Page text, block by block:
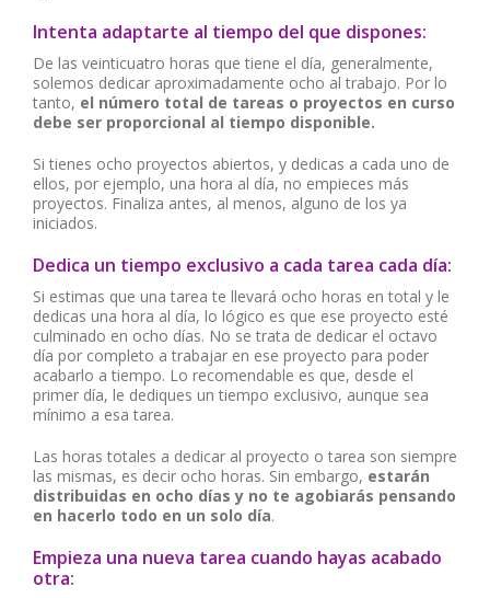
Intenta adaptarte al tiempo del que dispones:
De las veinticuatro horas que tiene el día, generalmente,
solemos dedicar aproximadamente ocho al trabajo. Por lo
tanto, el número total de tareas o proyectos en curso
debe ser proporcional al tiempo disponible.
Si tienes ocho proyectos abiertos, y dedicas a cada uno de
ellos, por ejemplo, una hora al día, no empieces más
proyectos. Finaliza antes, al menos, alguno de los ya
iniciados.
Dedica un tiempo exclusivo a cada tarea cada día:
Si estimas que una tarea te llevará ocho horas en total y le
dedicas una hora al día, lo lógico es que ese proyecto esté
culminado en ocho días. No se trata de dedicar el octavo
día por completo a trabajar en ese proyecto para poder
acabarlo a tiempo. Lo recomendable es que, desde el
primer día, le dediques un tiempo exclusivo, aunque sea
mínimo a esa tarea.
Las horas totales a dedicar al proyecto o tarea son siempre
las mismas, es decir ocho horas. Sin embargo, estarán
distribuidas en ocho días y no te agobiarás pensando
en hacerlo todo en un solo día.
Empieza una nueva tarea cuando hayas acabado
otra: